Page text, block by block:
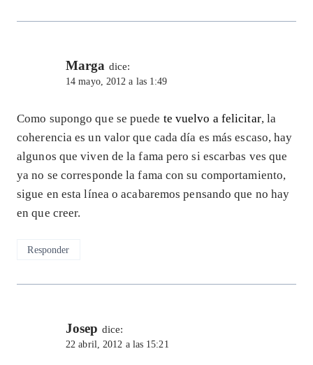
Marga dice:
14 mayo, 2012 a las 1:49
Como supongo que se puede te vuelvo a felicitar, la
coherencia es un valor que cada día es más escaso, hay
algunos que viven de la fama pero si escarbas ves que
ya no se corresponde la fama con su comportamiento,
sigue en esta línea o acabaremos pensando que no hay
en que creer.
Responder
Josep dice:
22 abril, 2012 a las 15:21